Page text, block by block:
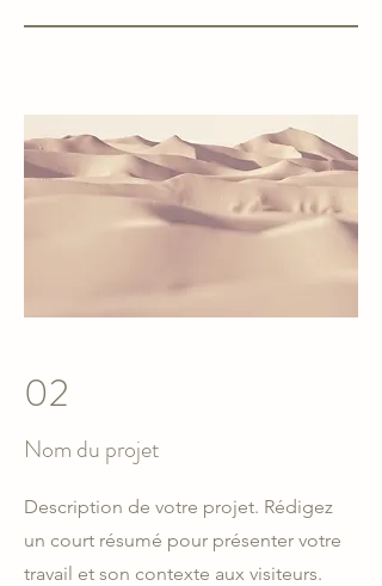
02
Nom du projet
Description de votre projet. Rédigez
un court résumé pour présenter votre
travail et son contexte aux visiteurs.